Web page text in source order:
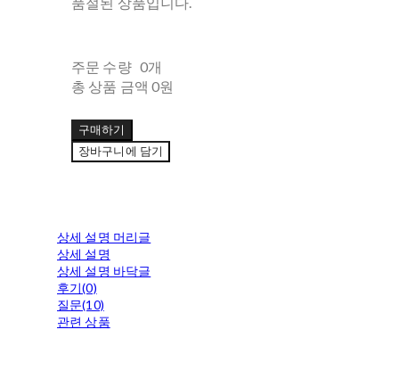
주문 수량 0개
총 상품 금액 0원
구매하기
장바구니에 담기
상세 설명 머리글
상세 설명
상세 설명 바닥글
후기(0)
질문(10)
관련 상품